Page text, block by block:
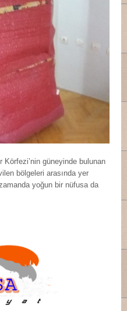
güneyinde bulunan
bölgeleri arasında yer
yoğun bir nüfusa da